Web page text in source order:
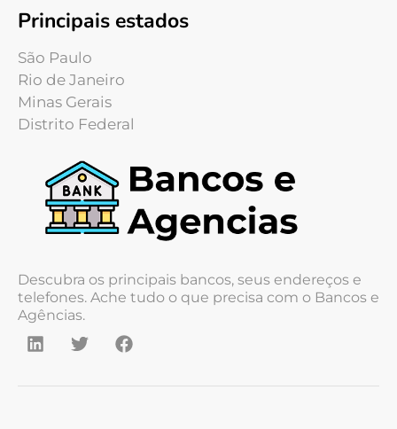
Principais estados
São Paulo
Rio de Janeiro
Minas Gerais
Distrito Federal
Descubra os principais bancos, seus endereços e
telefones. Ache tudo o que precisa com o Bancos e
Agências.